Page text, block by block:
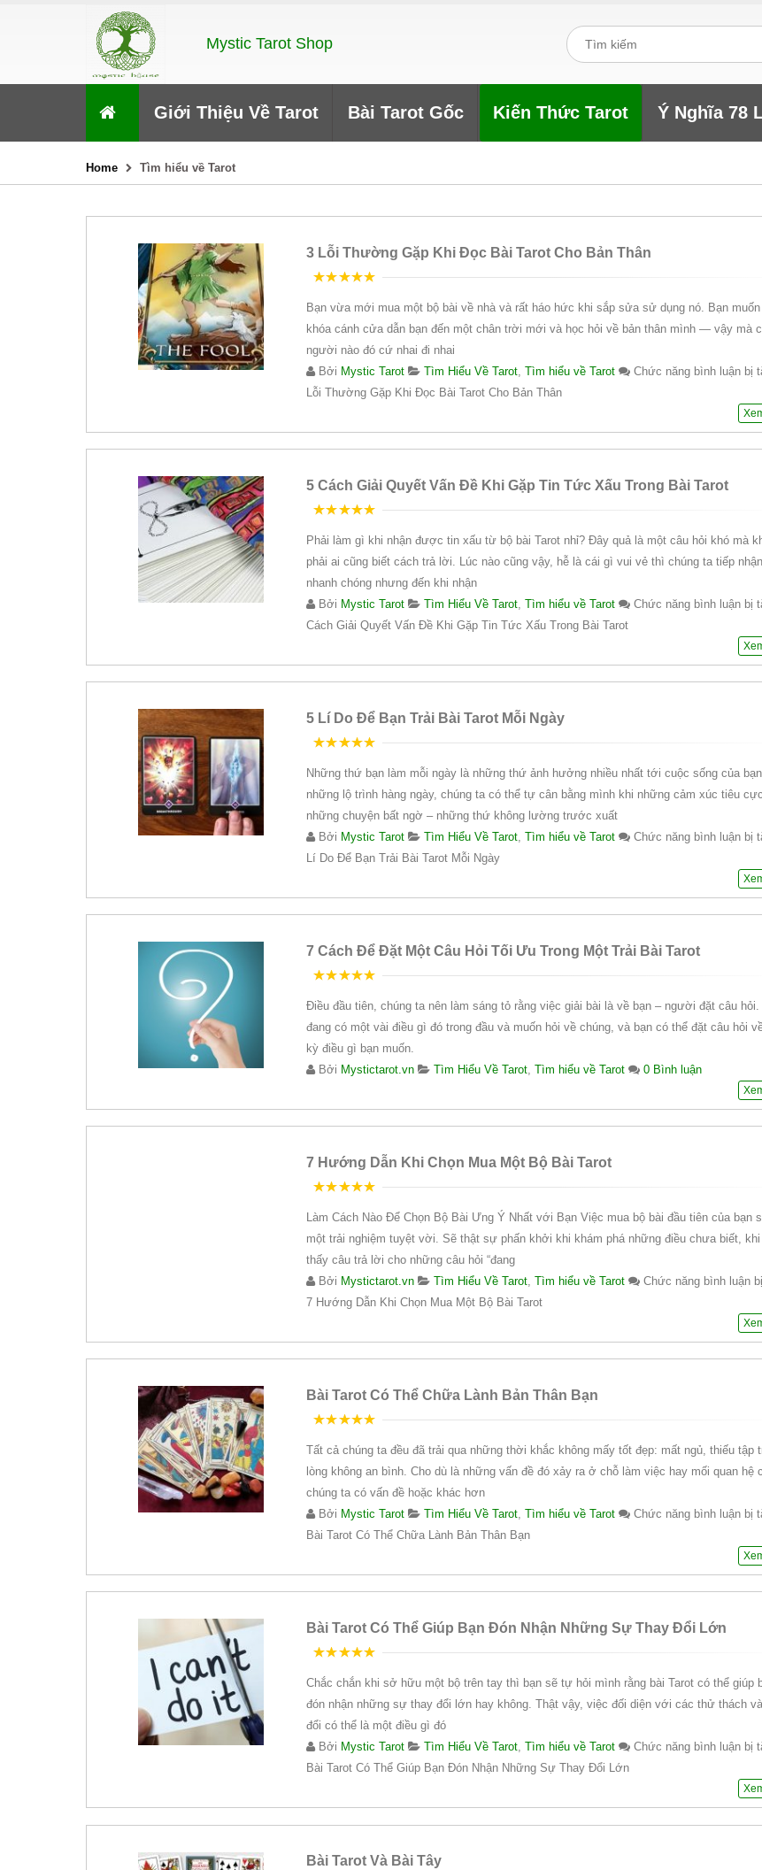
Mystic Tarot Shop
Giới Thiệu Về Tarot Bài Tarot Gốc Kiến Thức Tarot Ý Nghĩa 78
Home Tìm hiểu về Tarot
3 Lỗi Thường Gặp Khi Đọc Bài Tarot Cho Bản Thân
Bạn vừa mới mua một bộ bài về nhà và rất háo hức khi sắp sửa sử dụng nó. Bạn
khóa cánh cửa dẫn bạn đến một chân trời mới và học hỏi về bản thân mình — vậy mà
người nào đó cứ nhai đi nhai
Bởi Mystic Tarot Tìm Hiểu Về Tarot, Tìm hiểu về Tarot Chức năng bình luận bị
Lỗi Thường Gặp Khi Đọc Bài Tarot Cho Bản Thân
5 Cách Giải Quyết Vấn Đề Khi Gặp Tin Tức Xấu Trong Bài Tarot
Phải làm gì khi nhận được tin xấu từ bộ bài Tarot nhỉ? Đây quả là một câu hỏi khó mà
phải ai cũng biết cách trả lời. Lúc nào cũng vậy, hễ là cái gì vui vẻ thì chúng ta tiếp nhận
nhanh chóng nhưng đến khi nhận
Bởi Mystic Tarot Tìm Hiểu Về Tarot, Tìm hiểu về Tarot Chức năng bình luận bị
Cách Giải Quyết Vấn Đề Khi Gặp Tin Tức Xấu Trong Bài Tarot
5 Lí Do Để Bạn Trải Bài Tarot Mỗi Ngày
Những thứ bạn làm mỗi ngày là những thứ ảnh hưởng nhiều nhất tới cuộc sống của
những lộ trình hàng ngày, chúng ta có thể tự cân bằng mình khi những cảm xúc tiêu
những chuyện bất ngờ – những thứ không lường trước xuất
Bởi Mystic Tarot Tìm Hiểu Về Tarot, Tìm hiểu về Tarot Chức năng bình luận bị
Lí Do Để Bạn Trải Bài Tarot Mỗi Ngày
7 Cách Để Đặt Một Câu Hỏi Tối Ưu Trong Một Trải Bài Tarot
Điều đầu tiên, chúng ta nên làm sáng tỏ rằng việc giải bài là về bạn – người đặt câu hỏi.
đang có một vài điều gì đó trong đầu và muốn hỏi về chúng, và bạn có thể đặt câu hỏi
kỳ điều gì bạn muốn.
Bởi Mystictarot.vn Tìm Hiểu Về Tarot, Tìm hiểu về Tarot 0 Bình luận
7 Hướng Dẫn Khi Chọn Mua Một Bộ Bài Tarot
Làm Cách Nào Để Chọn Bộ Bài Ưng Ý Nhất với Bạn Việc mua bộ bài đầu tiên của bạn
một trải nghiệm tuyệt vời. Sẽ thật sự phấn khởi khi khám phá những điều chưa biết,
thấy câu trả lời cho những câu hỏi “đang
Bởi Mystictarot.vn Tìm Hiểu Về Tarot, Tìm hiểu về Tarot Chức năng bình luận
7 Hướng Dẫn Khi Chọn Mua Một Bộ Bài Tarot
Bài Tarot Có Thể Chữa Lành Bản Thân Bạn
Tất cả chúng ta đều đã trải qua những thời khắc không mấy tốt đẹp: mất ngủ, thiếu tập
lòng không an bình. Cho dù là những vấn đề đó xảy ra ở chỗ làm việc hay mối quan hệ
chúng ta có vấn đề hoặc khác hơn
Bởi Mystic Tarot Tìm Hiểu Về Tarot, Tìm hiểu về Tarot Chức năng bình luận bị
Bài Tarot Có Thể Chữa Lành Bản Thân Bạn
Bài Tarot Có Thể Giúp Bạn Đón Nhận Những Sự Thay Đổi Lớn
Chắc chắn khi sở hữu một bộ trên tay thì bạn sẽ tự hỏi mình rằng bài Tarot có thể giúp
đón nhận những sự thay đổi lớn hay không. Thật vậy, việc đối diện với các thử thách
đổi có thể là một điều gì đó
Bởi Mystic Tarot Tìm Hiểu Về Tarot, Tìm hiểu về Tarot Chức năng bình luận bị
Bài Tarot Có Thể Giúp Bạn Đón Nhận Những Sự Thay Đổi Lớn
Bài Tarot Và Bài Tây